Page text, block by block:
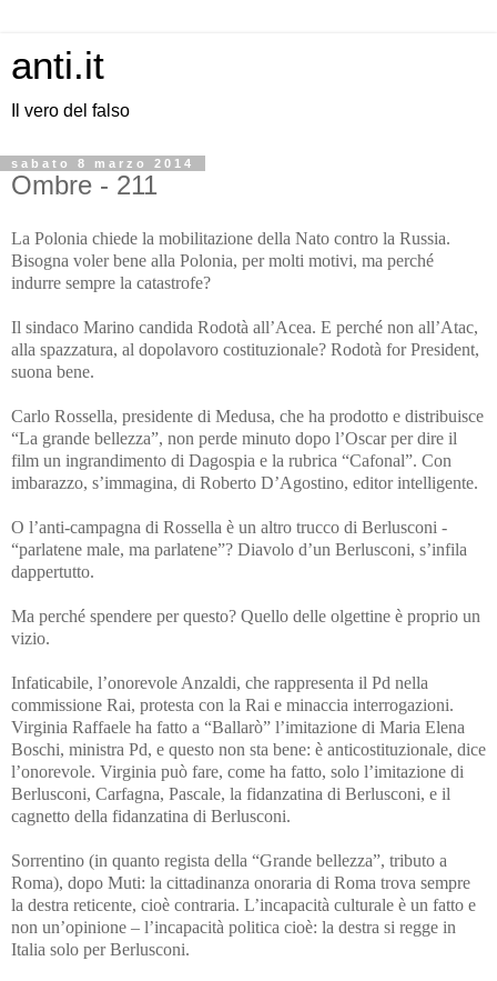
anti.it
Il vero del falso
sabato 8 marzo 2014
Ombre - 211
La Polonia chiede la mobilitazione della Nato contro la Russia.
Bisogna voler bene alla Polonia, per molti motivi, ma perché
indurre sempre la catastrofe?
Il sindaco Marino candida Rodotà all’Acea. E perché non all’Atac,
alla spazzatura, al dopolavoro costituzionale? Rodotà for President,
suona bene.
Carlo Rossella, presidente di Medusa, che ha prodotto e distribuisce
“La grande bellezza”, non perde minuto dopo l’Oscar per dire il
film un ingrandimento di Dagospia e la rubrica “Cafonal”. Con
imbarazzo, s’immagina, di Roberto D’Agostino, editor intelligente.
O l’anti-campagna di Rossella è un altro trucco di Berlusconi -
“parlatene male, ma parlatene”? Diavolo d’un Berlusconi, s’infila
dappertutto.
Ma perché spendere per questo? Quello delle olgettine è proprio un
vizio.
Infaticabile, l’onorevole Anzaldi, che rappresenta il Pd nella
commissione Rai, protesta con la Rai e minaccia interrogazioni.
Virginia Raffaele ha fatto a “Ballarò” l’imitazione di Maria Elena
Boschi, ministra Pd, e questo non sta bene: è anticostituzionale, dice
l’onorevole. Virginia può fare, come ha fatto, solo l’imitazione di
Berlusconi, Carfagna, Pascale, la fidanzatina di Berlusconi, e il
cagnetto della fidanzatina di Berlusconi.
Sorrentino (in quanto regista della “Grande bellezza”, tributo a
Roma), dopo Muti: la cittadinanza onoraria di Roma trova sempre
la destra reticente, cioè contraria. L’incapacità culturale è un fatto e
non un’opinione – l’incapacità politica cioè: la destra si regge in
Italia solo per Berlusconi.